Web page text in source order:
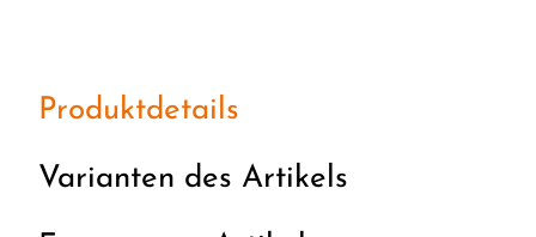
Produktdetails
Varianten des Artikels